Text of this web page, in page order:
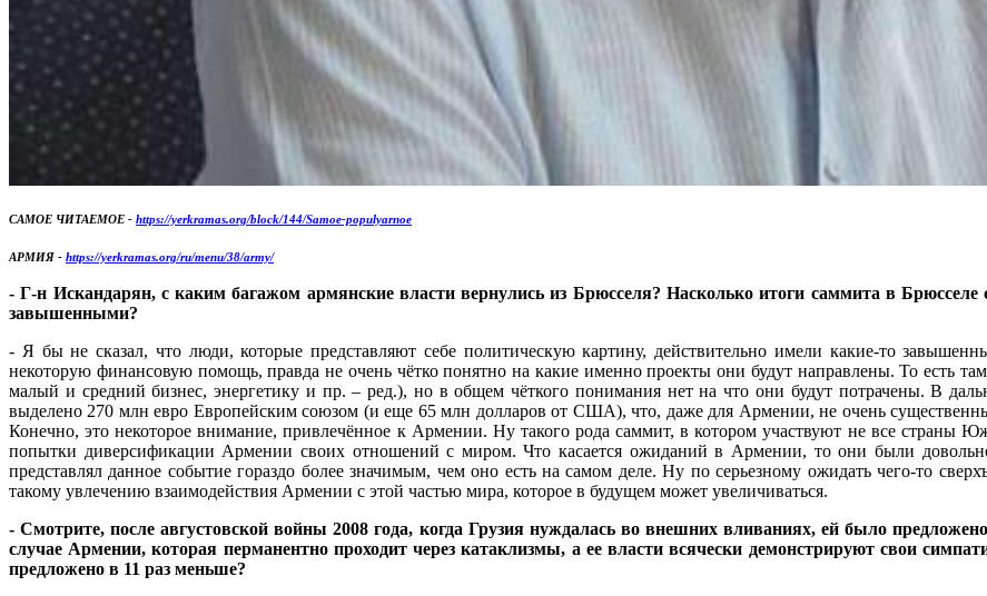
САМОЕ ЧИТАЕМОЕ - https://yerkramas.org/block/144/Samoe-populyarnoe
АРМИЯ - https://yerkramas.org/ru/menu/38/army/
- Г-н Искандарян, с каким багажом армянские власти вернулись из Брюсселя? Насколько итоги саммита в
завышенными?
- Я бы не сказал, что люди, которые представляют себе политическую картину, действительно имели какие-то
некоторую финансовую помощь, правда не очень чётко понятно на какие именно проекты они будут направлены. То есть
малый и средний бизнес, энергетику и пр. – ред.), но в общем чёткого понимания нет на что они будут потрачены. В
выделено 270 млн евро Европейским союзом (и еще 65 млн долларов от США), что, даже для Армении, не очень
Конечно, это некоторое внимание, привлечённое к Армении. Ну такого рода саммит, в котором участвуют не все
попытки диверсификации Армении своих отношений с миром. Что касается ожиданий в Армении, то они были
представлял данное событие гораздо более значимым, чем оно есть на самом деле. Ну по серьезному ожидать чего-то
такому увлечению взаимодействия Армении с этой частью мира, которое в будущем может увеличиваться.
- Смотрите, после августовской войны 2008 года, когда Грузия нуждалась во внешних вливаниях, ей было
случае Армении, которая перманентно проходит через катаклизмы, а ее власти всячески демонстрируют свои
предложено в 11 раз меньше?